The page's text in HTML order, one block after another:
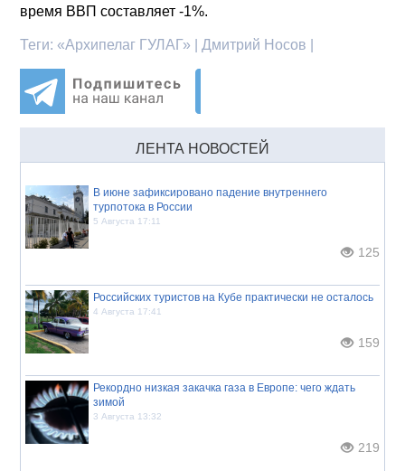
время ВВП составляет -1%.
Теги:«Архипелаг ГУЛАГ» | Дмитрий Носов |
ЛЕНТА НОВОСТЕЙ
В июне зафиксировано падение внутреннего
турпотока в России
5 Августа 17:11
125
Российских туристов на Кубе практически не осталось
4 Августа 17:41
159
Рекордно низкая закачка газа в Европе: чего ждать
зимой
3 Августа 13:32
219